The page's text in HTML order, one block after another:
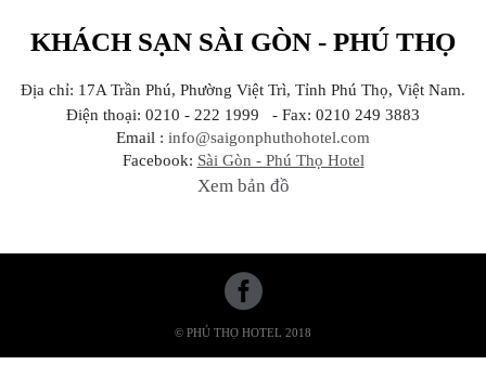
KHÁCH SẠN SÀI GÒN - PHÚ THỌ
Địa chỉ: 17A Trần Phú, Phường Việt Trì, Tỉnh Phú Thọ, Việt Nam.
Điện thoại: 0210 - 222 1999 - Fax: 0210 249 3883
Email : info@saigonphuthohotel.com
Facebook: Sài Gòn - Phú Thọ Hotel
Xem bản đồ
© PHÚ THỌ HOTEL 2018